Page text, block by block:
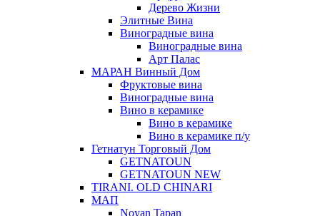
Дерево Жизни
Элитные Вина
Виноградные вина
Виноградные вина
Арт Палас
МАРАН Винный Дом
Фруктовые вина
Виноградные вина
Вино в керамике
Вино в керамике
Вино в керамике п/у
Гетнатун Торговый Дом
GETNATOUN
GETNATOUN NEW
TIRANI. OLD CHINARI
МАП
Noyan Tapan